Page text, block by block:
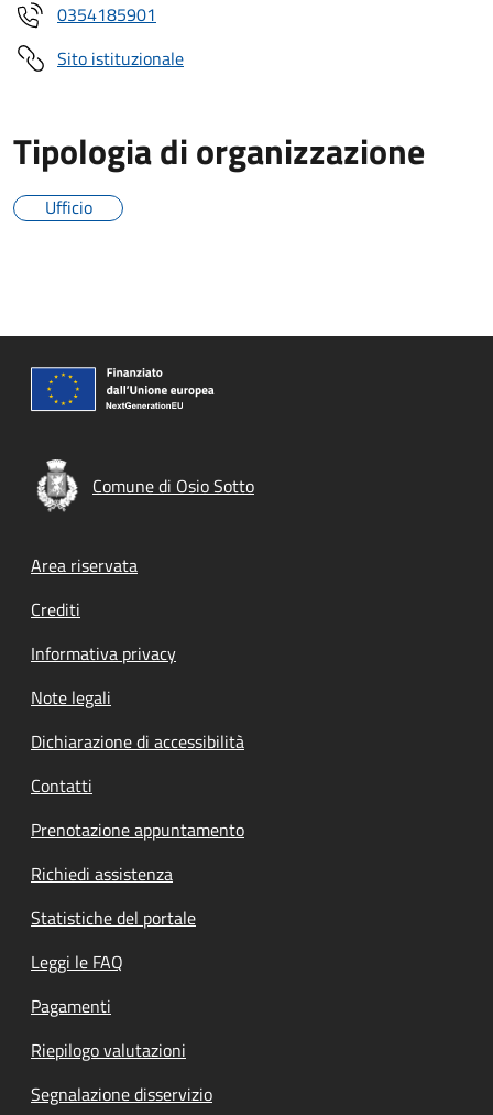
0354185901
Sito istituzionale
Tipologia di organizzazione
Ufficio
Comune di Osio Sotto
Footer menu
Area riservata
Crediti
Informativa privacy
Note legali
Dichiarazione di accessibilità
Contatti
Prenotazione appuntamento
Richiedi assistenza
Statistiche del portale
Leggi le FAQ
Pagamenti
Riepilogo valutazioni
Segnalazione disservizio